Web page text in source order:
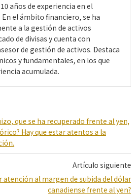
años de experiencia en el
En el ámbito financiero, se ha
a la gestión de activos
de divisas y cuenta con
de gestión de activos. Destaca
y fundamentales, en los que
acumulada.
que se ha recuperado frente al yen,
Hay que estar atentos a la
Artículo siguiente
atención al margen de subida del dólar
canadiense frente al yen?